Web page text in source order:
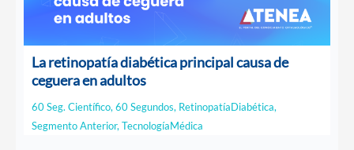
La retinopatía diabética principal causa de
ceguera en adultos
60 Seg. Científico, 60 Segundos, RetinopatíaDiabética,
Segmento Anterior, TecnologíaMédica